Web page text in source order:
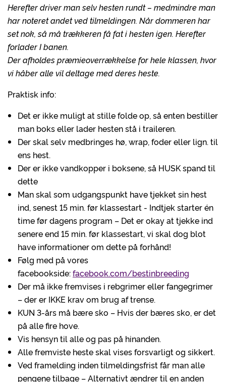
Herefter driver man selv hesten rundt – medmindre man
har noteret andet ved tilmeldingen. Når dommeren har
set nok, så må trækkeren få fat i hesten igen. Herefter
forlader I banen.
Der afholdes præmieoverrækkelse for hele klassen, hvor
vi håber alle vil deltage med deres heste.
Praktisk info:
Det er ikke muligt at stille folde op, så enten bestiller
man boks eller lader hesten stå i traileren.
Der skal selv medbringes hø, wrap, foder eller lign. til
ens hest.
Der er ikke vandkopper i boksene, så HUSK spand til
dette
Man skal som udgangspunkt have tjekket sin hest
ind, senest 15 min. før klassestart - Indtjek starter én
time før dagens program – Det er okay at tjekke ind
senere end 15 min. før klassestart, vi skal dog blot
have informationer om dette på forhånd!
Følg med på vores
facebookside:facebook.com/bestinbreeding
Der må ikke fremvises i rebgrimer eller fangegrimer
– der er IKKE krav om brug af trense.
KUN 3-års må bære sko – Hvis der bæres sko, er det
på alle fire hove.
Vis hensyn til alle og pas på hinanden.
Alle fremviste heste skal vises forsvarligt og sikkert.
Ved framelding inden tilmeldingsfrist får man alle
pengene tilbage – Alternativt ændrer til en anden